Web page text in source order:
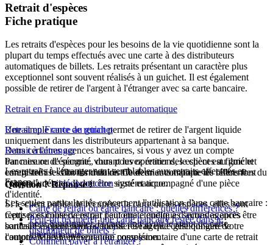
Retrait d'espèces
Fiche pratique
Les retraits d'espèces pour les besoins de la vie quotidienne sont la
plupart du temps effectués avec une carte à des distributeurs
automatiques de billets. Les retraits présentant un caractère plus
exceptionnel sont souvent réalisés à un guichet. Il est également
possible de retirer de l'argent à l'étranger avec sa carte bancaire.
Retrait en France au distributeur automatique
Une simplecarte de retraitpermet de retirer de l'argent liquide
uniquement dans les distributeurs appartenant à sa banque.
Par mesure de sécurité, durant les opérations, le client est filmé et
enregistré : les abords d'un distributeur automatique de billets font
l'objet d'unevidéoprotectionsystématique.
Si le client oublie de récupérer la carte ou les espèces, elles sont
reprises et conservées par l'automate quelques secondes après être
sorties. Le client devra s'adresser à l'agence gestionnaire de
l'automate pour en reprendre possession.
Retrait en France au guichet
Dans certaines agences bancaires, si vous y avez un compte
bancaire ou d'épargne, vous pouvez retirer des espèces au guichet
contre remise d'un formulaire. Ce dernier comporte les références du
compte à débiter. Il doit être signé et accompagné d'une pièce
d'identité.
Cette possibilité de retrait peut être étendue à d'autres agences
bancaires appartenant au même réseau que celle qui gère votre
compte. Mais la présentation complémentaire d'une carte de retrait
Retrait à l'étranger
Les retraits à l'étranger sont semblables aux retraits effectués en
France.
Les seules particularités concernent l'utilisation d'une carte bancaire :
pour fonctionner, la carte doit avoir le statut de carte
internationale,
Question ? Réponse !
Carte de retrait ou carte bancaire : quelles différences ?
Peut-on récupérer une carte bancaire restée dans le
distributeur de billets ?
Comment payer à l'étranger ?